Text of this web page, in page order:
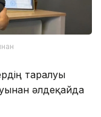
таралуы
әлдеқайда